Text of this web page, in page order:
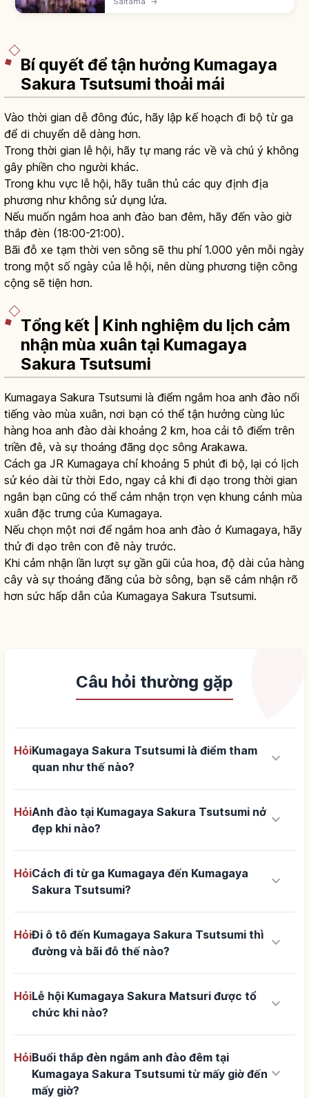
Bí quyết để tận hưởng Kumagaya
Sakura Tsutsumi thoải mái
Vào thời gian dễ đông đúc, hãy lập kế hoạch đi bộ từ ga
để di chuyển dễ dàng hơn.
Trong thời gian lễ hội, hãy tự mang rác về và chú ý không
gây phiền cho người khác.
Trong khu vực lễ hội, hãy tuân thủ các quy định địa
phương như không sử dụng lửa.
Nếu muốn ngắm hoa anh đào ban đêm, hãy đến vào giờ
thắp đèn (18:00-21:00).
Bãi đỗ xe tạm thời ven sông sẽ thu phí 1.000 yên mỗi ngày
trong một số ngày của lễ hội, nên dùng phương tiện công
cộng sẽ tiện hơn.
Tổng kết | Kinh nghiệm du lịch cảm
nhận mùa xuân tại Kumagaya
Sakura Tsutsumi
Kumagaya Sakura Tsutsumi là điểm ngắm hoa anh đào nổi
tiếng vào mùa xuân, nơi bạn có thể tận hưởng cùng lúc
hàng hoa anh đào dài khoảng 2 km, hoa cải tô điểm trên
triền đê, và sự thoáng đãng dọc sông Arakawa.
Cách ga JR Kumagaya chỉ khoảng 5 phút đi bộ, lại có lịch
sử kéo dài từ thời Edo, ngay cả khi đi dạo trong thời gian
ngắn bạn cũng có thể cảm nhận trọn vẹn khung cảnh mùa
xuân đặc trưng của Kumagaya.
Nếu chọn một nơi để ngắm hoa anh đào ở Kumagaya, hãy
thử đi dạo trên con đê này trước.
Khi cảm nhận lần lượt sự gần gũi của hoa, độ dài của hàng
cây và sự thoáng đãng của bờ sông, bạn sẽ cảm nhận rõ
hơn sức hấp dẫn của Kumagaya Sakura Tsutsumi.
Câu hỏi thường gặp
HỏiKumagaya Sakura Tsutsumi là điểm tham
quan như thế nào?
keyboard_arrow_down
HỏiAnh đào tại Kumagaya Sakura Tsutsumi nở
đẹp khi nào?
keyboard_arrow_down
HỏiCách đi từ ga Kumagaya đến Kumagaya
Sakura Tsutsumi?
keyboard_arrow_down
HỏiĐi ô tô đến Kumagaya Sakura Tsutsumi thì
đường và bãi đỗ thế nào?
keyboard_arrow_down
HỏiLễ hội Kumagaya Sakura Matsuri được tổ
chức khi nào?
keyboard_arrow_down
HỏiBuổi thắp đèn ngắm anh đào đêm tại
Kumagaya Sakura Tsutsumi từ mấy giờ đến
mấy giờ?
keyboard_arrow_down